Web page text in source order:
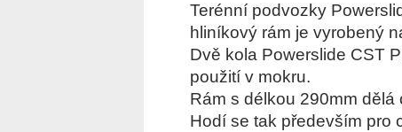
Terénní podvozky
hliníkový rám je vyrobený
Dvě kola Powerslide CST
použití v mokru.
Rám s délkou 290mm
Hodí se tak především pro